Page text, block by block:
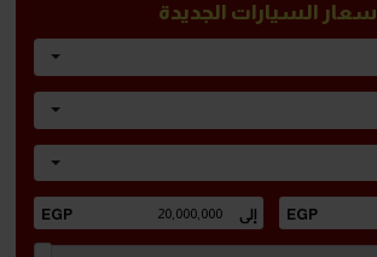
أسعار السيارات الجديدة